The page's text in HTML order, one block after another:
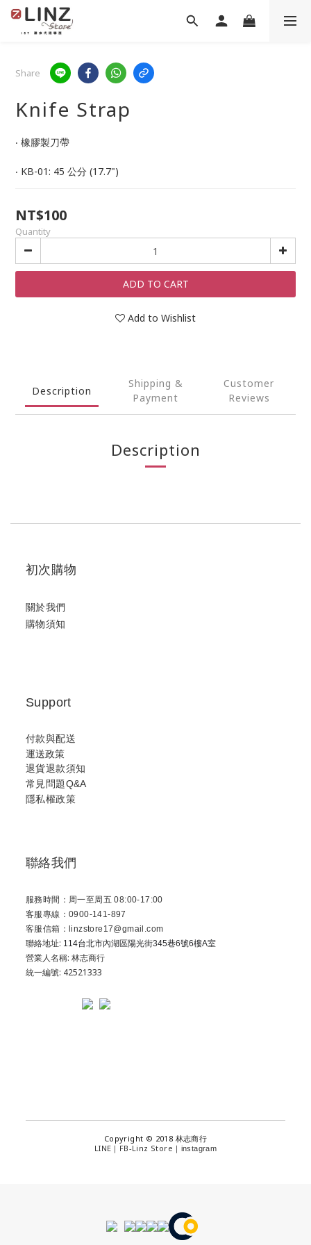
Share
Knife Strap
‧ 橡膠製刀帶
‧ KB-01: 45 公分 (17.7")
NT$100
Quantity
ADD TO CART
Add to Wishlist
Description
Shipping &
Payment
Customer
Reviews
Description
初次購物
關於我們
購物須知
Support
付款與配送
運送政策
退貨退款須知
常見問題Q&A
隱私權政策
聯絡我們
服務時間：周一至周五 08:00-17:00
客服專線：0900-141-897
客服信箱：linzstore17@gmail.com
聯絡地址: 114台北市內湖區陽光街345巷6號6樓A室
營業人名稱: 林志商行
統一編號: 42521333
Copyright © 2018 林志商行
LINE
FB-Linz Store instagram